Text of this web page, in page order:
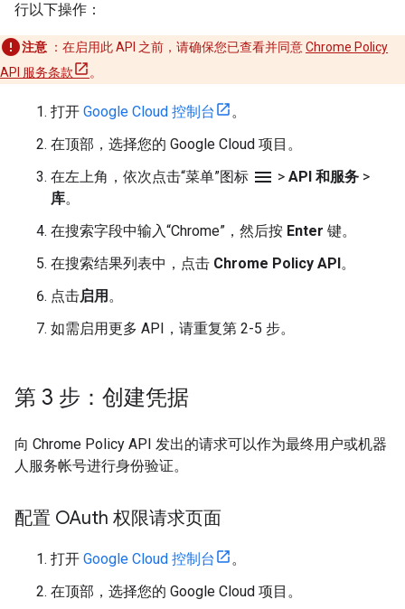
行以下操作：
注意 ：在启用此 API 之前，请确保您已查看并同意Chrome Policy
API 服务条款
。
打开 Google Cloud 控制台
。
在顶部，选择您的 Google Cloud 项目。
在左上角，依次点击“菜单”图标 menu > API 和服务 >
库。
在搜索字段中输入“Chrome”，然后按 Enter 键。
在搜索结果列表中，点击 Chrome Policy API。
点击启用 。
如需启用更多 API，请重复第 2-5 步。
第 3 步：创建凭据
向 Chrome Policy API 发出的请求可以作为最终用户或机器
人服务帐号进行身份验证。
配置 OAuth 权限请求页面
打开 Google Cloud 控制台
。
在顶部，选择您的 Google Cloud 项目。